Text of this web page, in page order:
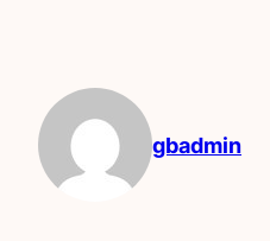
gbadmin